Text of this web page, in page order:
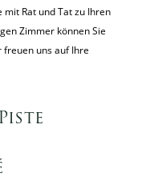
Rat und Tat zu Ihren
Zimmer können Sie
freuen uns auf Ihre